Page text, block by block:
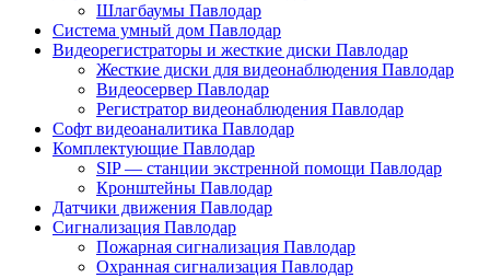
Шлагбаумы Павлодар
Система умный дом Павлодар
Видеорегистраторы и жесткие диски Павлодар
Жесткие диски для видеонаблюдения Павлодар
Видеосервер Павлодар
Регистратор видеонаблюдения Павлодар
Софт видеоаналитика Павлодар
Комплектующие Павлодар
SIP — станции экстренной помощи Павлодар
Кронштейны Павлодар
Датчики движения Павлодар
Сигнализация Павлодар
Пожарная сигнализация Павлодар
Охранная сигнализация Павлодар